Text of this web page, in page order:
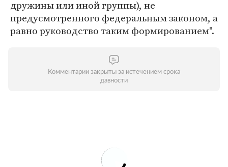
дружины или иной группы), не
предусмотренного федеральным законом, а
равно руководство таким формированием".
Комментарии закрыты за истечением срока
давности